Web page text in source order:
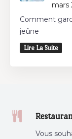
mars
Comment
jeûne
Lire La Suite
Vous